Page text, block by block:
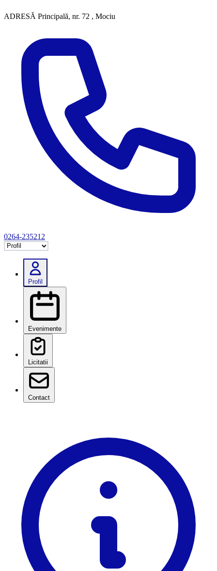
ADRESĂ Principală, nr. 72 , Mociu
0264-235212
Selectează tab
Profil
Evenimente
Licitatii
Contact